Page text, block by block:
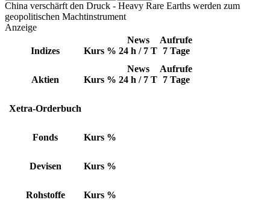
China verschärft den Druck - Heavy Rare Earths werden zum
geopolitischen Machtinstrument
Anzeige
Indizes Kurs %
News
24 h / 7 T
Aufrufe
7 Tage
Aktien Kurs %
News
24 h / 7 T
Aufrufe
7 Tage
Xetra-Orderbuch
Fonds Kurs %
Devisen Kurs %
Rohstoffe Kurs %